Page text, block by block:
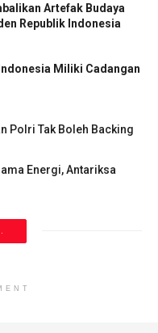
Artefak Budaya
Republik Indonesia
Miliki Cadangan
Polri Tak Boleh Backing
Energi, Antariksa